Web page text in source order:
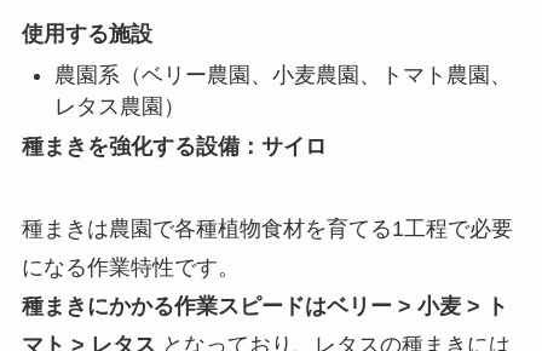
使用する施設
農園系（ベリー農園、小麦農園、トマト農園、
レタス農園）
種まきを強化する設備：サイロ
種まきは農園で各種植物食材を育てる1工程で必要
になる作業特性です。
種まきにかかる作業スピードはベリー > 小麦 > ト
マト > レタス となっており、レタスの種まきには